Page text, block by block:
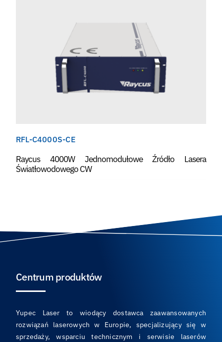
RFL-C4000S-CE
Raycus 4000W Jednomodułowe Źródło Lasera
Światłowodowego CW
Centrum produktów
Yupec Laser to wiodący dostawca zaawansowanych
rozwiązań laserowych w Europie, specjalizujący się w
sprzedaży, wsparciu technicznym i serwisie laserów